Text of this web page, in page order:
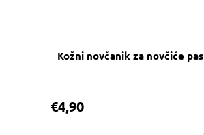
Kožni novčanik za novčiće pas
€4,90